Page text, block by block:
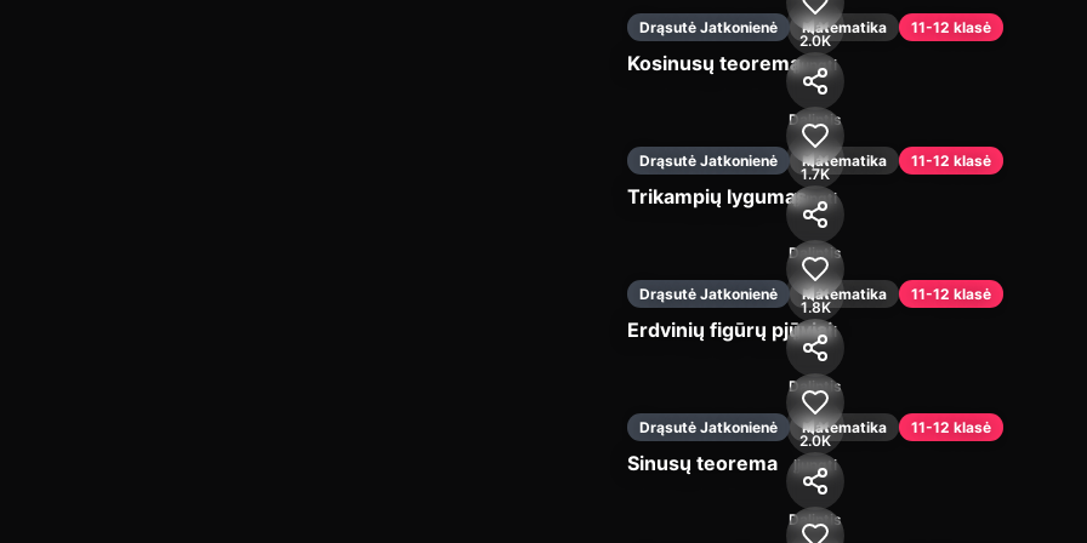
Įjungti
Drąsutė Jatkonienė Matematika 11-12 klasė
Kosinusų teorema
2.0K
Dalintis
Įjungti
Drąsutė Jatkonienė Matematika 11-12 klasė
Trikampių lygumas
1.7K
Dalintis
Įjungti
Drąsutė Jatkonienė Matematika 11-12 klasė
Erdvinių figūrų pjūviai
1.8K
Dalintis
Įjungti
Drąsutė Jatkonienė Matematika 11-12 klasė
Sinusų teorema
2.0K
Dalintis